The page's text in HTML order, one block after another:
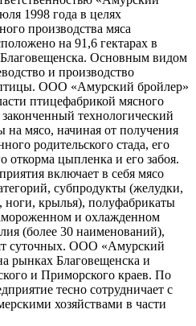
1998 года в целях
производства мяса
на 91,6 гектарах в
Основным видом
и производство
ООО «Амурский бройлер»
птицефабрикой мясного
технологический
мясо, начиная от получения
родительского стада, его
цыпленка и его забоя.
включает в себя мясо
субпродукты (желудки,
ноги, крылья), полуфабрикаты
и охлажденном
(более 30 наименований),
суточных. ООО «Амурский
рынках Благовещенска и
и Приморского краев. По
тесно сотрудничает с
хозяйствами в части